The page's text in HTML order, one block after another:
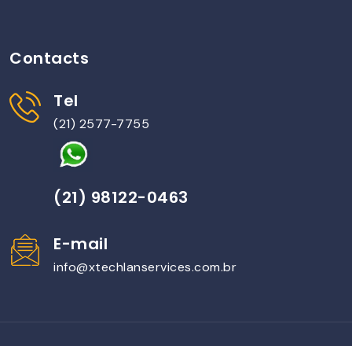
Contacts
Tel
(21) 2577-7755
(21) 98122-0463
E-mail
info@xtechlanservices.com.br